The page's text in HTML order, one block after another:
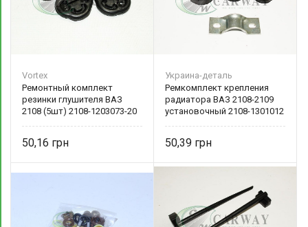
Vortex
Ремонтный комплект
резинки глушителя ВАЗ
2108 (5шт) 2108-1203073-20
50,16
Украина-деталь
Ремкомплект крепления
радиатора ВАЗ 2108-2109
установочный 2108-1301012
50,39